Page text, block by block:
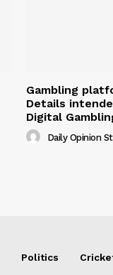
Gambling
Details
Digital
Daily Opinion
Politics